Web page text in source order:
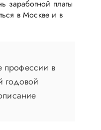
заработной платы
в Москве и в
профессии в
годовой